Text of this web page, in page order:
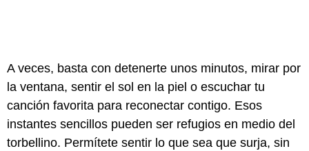
A veces, basta con detenerte unos minutos, mirar por
la ventana, sentir el sol en la piel o escuchar tu
canción favorita para reconectar contigo. Esos
instantes sencillos pueden ser refugios en medio del
torbellino. Permítete sentir lo que sea que surja, sin